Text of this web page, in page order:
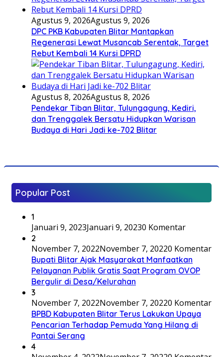
Agustus 9, 2026Agustus 9, 2026
DPC PKB Kabupaten Blitar Mantapkan
Regenerasi Lewat Musancab Serentak, Target
Rebut Kembali 14 Kursi DPRD
Agustus 8, 2026Agustus 8, 2026
Pendekar Tiban Blitar, Tulungagung, Kediri,
dan Trenggalek Bersatu Hidupkan Warisan
Budaya di Hari Jadi ke-702 Blitar
Popular Post
1
Januari 9, 2023Januari 9, 20230 Komentar
2
November 7, 2022November 7, 20220 Komentar
Bupati Blitar Ajak Masyarakat Manfaatkan
Pelayanan Publik Gratis Saat Program OVOP
Bergulir di Desa/Kelurahan
3
November 7, 2022November 7, 20220 Komentar
BPBD Kabupaten Blitar Terus Lakukan Upaya
Pencarian Terhadap Pemuda Yang Hilang di
Pantai Serang
4